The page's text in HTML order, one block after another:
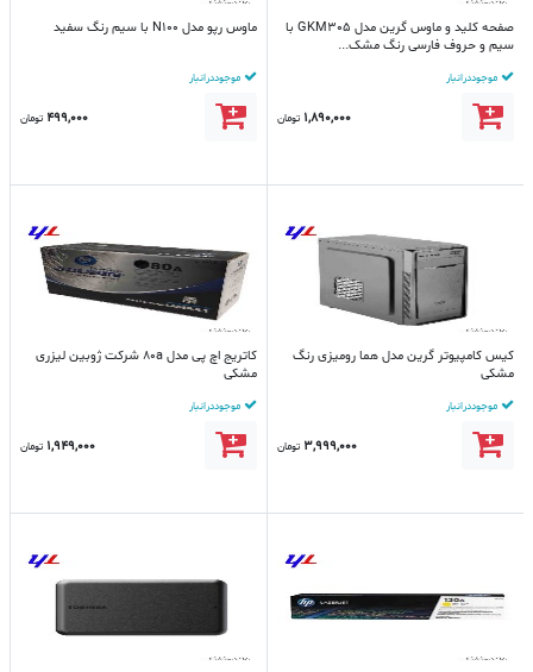
صفحه کلید و ماوس گرین مدل GKM305 با
سیم و حروف فارسی رنگ مشک...
موجود در انبار
1,890,000 تومان
ماوس رپو مدل N100 با سیم رنگ سفید
موجود در انبار
499,000 تومان
کیس کامپیوتر گرین مدل هما رومیزی رنگ
مشکی
موجود در انبار
3,999,000 تومان
کاتریج اچ پی مدل 80a شرکت ژوبین لیزری
مشکی
موجود در انبار
1,949,000 تومان